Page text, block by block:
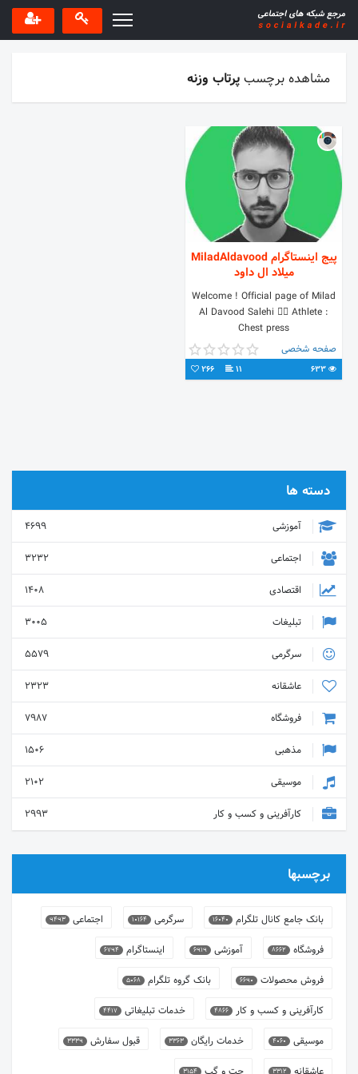
مشاهده برچسبپرتاب وزنه
پیج اینستاگرام MiladAldavood
میلاد ال داود
Welcome ! Official page of Milad
Al Davood Salehi 🏋️‍♂️ Athlete :
Chest press
صفحه شخصی
11
266
دسته ها
آموزشی
4699
اجتماعی
3232
اقتصادی
1408
تبلیغات
3005
سرگرمی
5579
عاشقانه
2323
فروشگاه
7987
مذهبی
1506
موسیقی
2102
کارآفرینی و کسب و کار
2993
برچسبها
بانک جامع کانال تلگرام 16040 سرگرمی 10164 اجتماعی 9493
فروشگاه 8662 آموزشی 6919 اینستاگرام 6794
فروش محصولات 6690 بانک گروه تلگرام 5068
کارآفرینی و کسب و کار 4866 خدمات تبلیغاتی 4417
موسیقی 4060 خدمات رایگان 3363 قبول سفارش 3339